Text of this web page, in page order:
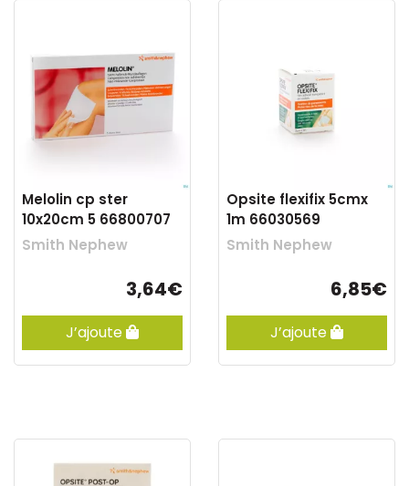
Melolin cp ster
10x20cm 5 66800707
Smith Nephew
3,64€
J’ajoute
Opsite flexifix 5cmx
1m 66030569
Smith Nephew
6,85€
J’ajoute